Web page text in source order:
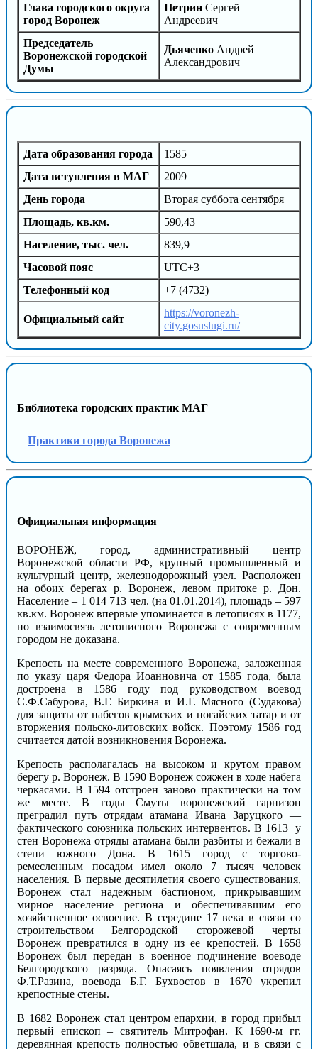
Глава городского округа
город Воронеж
Петрин Сергей
Андреевич
Председатель
Воронежской городской
Думы
Дьяченко Андрей
Александрович
Дата образования города
1585
Дата вступления в МАГ
2009
День города
Вторая суббота сентября
Площадь, кв.км.
590,43
Население, тыс. чел.
839,9
Часовой пояс
UTC+3
Телефонный код
+7 (4732)
Официальный сайт
https://voronezh-
city.gosuslugi.ru/
Библиотека городских практик МАГ
Практики города Воронежа
Официальная информация
ВОРОНЕЖ, город, административный центр
Воронежской области РФ, крупный промышленный и
культурный центр, железнодорожный узел. Расположен
на обоих берегах р. Воронеж, левом притоке р. Дон.
Население – 1 014 713 чел. (на 01.01.2014), площадь – 597
кв.км. Воронеж впервые упоминается в летописях в 1177,
но взаимосвязь летописного Воронежа с современным
городом не доказана.
Крепость на месте современного Воронежа, заложенная
по указу царя Федора Иоанновича от 1585 года, была
достроена в 1586 году под руководством воевод
С.Ф.Сабурова, В.Г. Биркина и И.Г. Мясного (Судакова)
для защиты от набегов крымских и ногайских татар и от
вторжения польско-литовских войск. Поэтому 1586 год
считается датой возникновения Воронежа.
Крепость располагалась на высоком и крутом правом
берегу р. Воронеж. В 1590 Воронеж сожжен в ходе набега
черкасами. В 1594 отстроен заново практически на том
же месте. В годы Смуты воронежский гарнизон
преградил путь отрядам атамана Ивана Заруцкого —
фактического союзника польских интервентов. В 1613 у
стен Воронежа отряды атамана были разбиты и бежали в
степи южного Дона. В 1615 город с торгово-
ремесленным посадом имел около 7 тысяч человек
населения. В первые десятилетия своего существования,
Воронеж стал надежным бастионом, прикрывавшим
мирное население региона и обеспечивавшим его
хозяйственное освоение. В середине 17 века в связи со
строительством Белгородской сторожевой черты
Воронеж превратился в одну из ее крепостей. В 1658
Воронеж был передан в военное подчинение воеводе
Белгородского разряда. Опасаясь появления отрядов
Ф.Т.Разина, воевода Б.Г. Бухвостов в 1670 укрепил
крепостные стены.
В 1682 Воронеж стал центром епархии, в город прибыл
первый епископ – святитель Митрофан. К 1690-м гг.
деревянная крепость полностью обветшала, и в связи с